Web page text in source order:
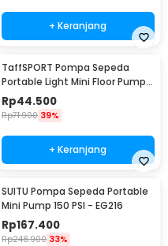
+ Keranjang
TaffSPORT Pompa Sepeda
Portable Light Mini Floor Pump
160 PSI - PM90
Rp44.500
Rp71.900 39%
+ Keranjang
SUITU Pompa Sepeda Portable
Mini Pump 150 PSI - EG216
Rp167.400
Rp248.900 33%